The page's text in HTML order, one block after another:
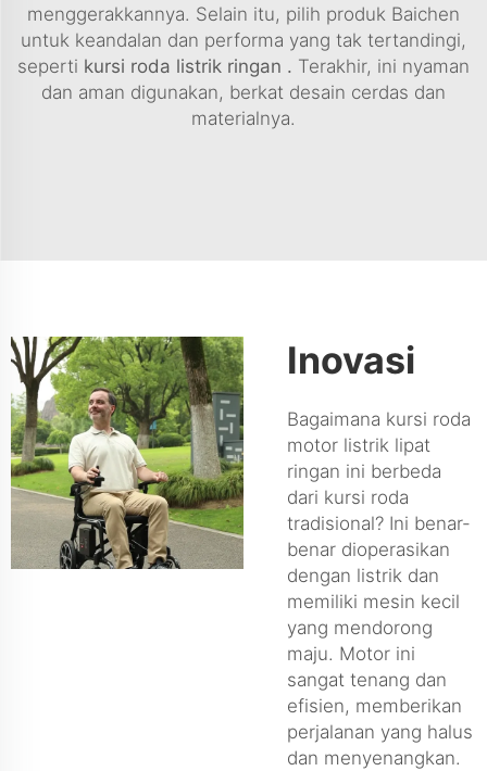
menggerakkannya. Selain itu, pilih produk Baichen
untuk keandalan dan performa yang tak tertandingi,
seperti kursi roda listrik ringan . Terakhir, ini nyaman
dan aman digunakan, berkat desain cerdas dan
materialnya.
Inovasi
Bagaimana kursi roda
motor listrik lipat
ringan ini berbeda
dari kursi roda
tradisional? Ini benar-
benar dioperasikan
dengan listrik dan
memiliki mesin kecil
yang mendorong
maju. Motor ini
sangat tenang dan
efisien, memberikan
perjalanan yang halus
dan menyenangkan.